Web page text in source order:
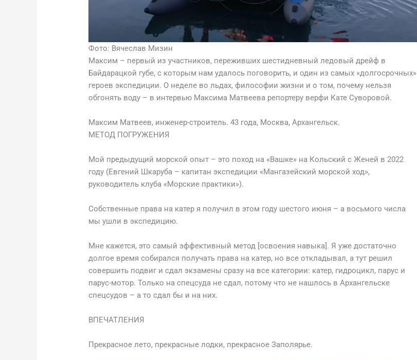
Фото: Вячеслав Мизин
Максим – первый из участников, переживших шестидневный ледовый дрейф в
Байдарацкой губе, с которым нам удалось поговорить, и один из самых «долгосрочных»
героев экспедиции. О неделе во льдах, философии жизни и о том, почему нельзя
обгонять воду – в интервью Максима Матвеева репортеру верфи Кате Суворовой.
Максим Матвеев, инженер-строитель. 43 года, Москва, Архангельск.
МЕТОД ПОГРУЖЕНИЯ
Мой предыдущий морской опыт – это поход на «Вашке» на Кольский с Женей в 2022
году (Евгений Шкаруба – капитан экспедиции «Мангазейский морской ход»,
руководитель клуба «Морские практики»).
Собственные права на катер я получил в этом году шестого июня – а восьмого числа
мы ушли в экспедицию.
Мне кажется, это самый эффективный метод [освоения навыка]. Я уже достаточно
долгое время собирался получать права на катер, но все откладывал, а тут решил
совершить подвиг и сдал экзамены сразу на все категории: катер, гидроцикл, парус и
парус-мотор. Только на спецсуда не сдал, потому что не нашлось в Архангельске
спецсудов – а то сдал бы и на них.
ВПЕЧАТЛЕНИЯ
Прекрасное лето, прекрасные лодки, прекрасное Заполярье.